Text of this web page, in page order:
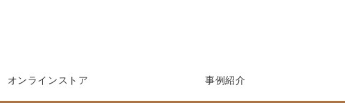
オンラインストア 事例紹介